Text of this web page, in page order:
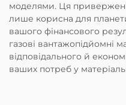
моделями. Ця
лише корисна для
вашого фінансового
газові вантажопідйомні
відповідального й
ваших потреб у